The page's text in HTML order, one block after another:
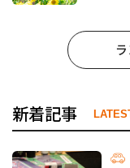
新着記事